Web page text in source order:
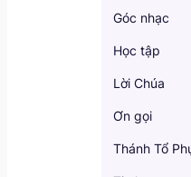
Góc nhạc
Học tập
Lời Chúa
Ơn gọi
Thánh Tổ